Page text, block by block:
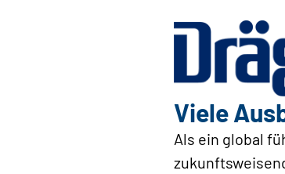
Viele
Als ein global